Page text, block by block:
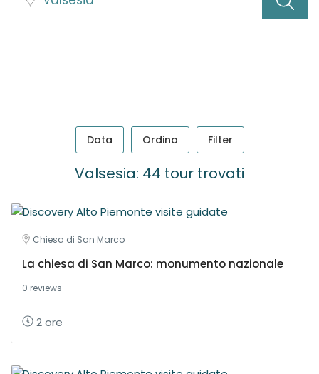
Data Ordina Filter
Valsesia: 44 tour trovati
Chiesa di San Marco
La chiesa di San Marco: monumento nazionale
0 reviews
2 ore